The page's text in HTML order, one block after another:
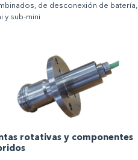
de desconexión de batería,
y sub-mini
rotativas y componentes